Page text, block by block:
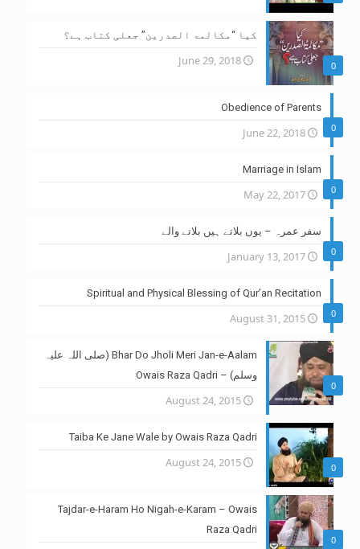
0
کیا “مکالمۃ الصدرین” جعلی کتاب ہے؟
June 29, 2018
0
Obedience of Parents
June 22, 2018
0
Marriage in Islam
May 22, 2017
0
سفر عمرہ – یوں بلاتے ہیں بلانے والے
January 13, 2017
0
Spiritual and Physical Blessing of Qur’an Recitation
August 31, 2015
0
Bhar Do Jholi Meri Jan-e-Aalam (صلی اللہ علیہ
وسلم) – Owais Raza Qadri
August 24, 2015
0
Taiba Ke Jane Wale by Owais Raza Qadri
August 24, 2015
0
Tajdar-e-Haram Ho Nigah-e-Karam – Owais
Raza Qadri